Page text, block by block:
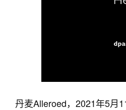
丹麦Alleroed，2021年5月